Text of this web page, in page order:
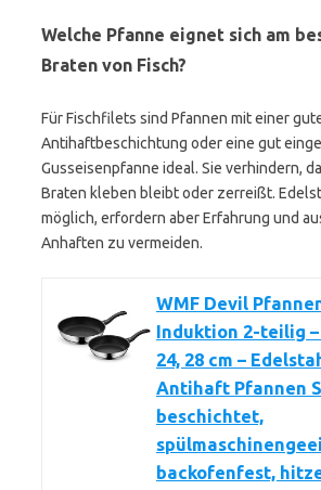
Welche Pfanne eignet sich am
Braten von Fisch?
Für Fischfilets sind Pfannen mit einer
Antihaftbeschichtung oder eine gut
Gusseisenpfanne ideal. Sie verhindern,
Braten kleben bleibt oder zerreißt.
möglich, erfordern aber Erfahrung und
Anhaften zu vermeiden.
WMF Devil
Induktion 2-teilig
24, 28 cm –
Antihaft Pfannen
beschichtet,
backofenfest,